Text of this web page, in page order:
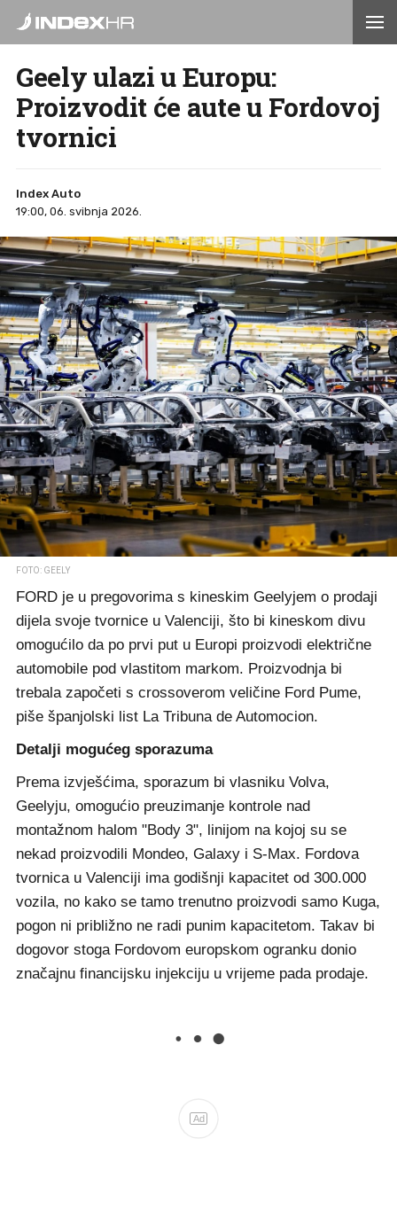
Geely ulazi u Europu:
Proizvodit će aute u Fordovoj
tvornici
Index Auto
19:00, 06. svibnja 2026.
FOTO: GEELY
FORD je u pregovorima s kineskim Geelyjem o prodaji
dijela svoje tvornice u Valenciji, što bi kineskom divu
omogućilo da po prvi put u Europi proizvodi električne
automobile pod vlastitom markom. Proizvodnja bi
trebala započeti s crossoverom veličine Ford Pume,
piše španjolski list La Tribuna de Automocion.
Detalji mogućeg sporazuma
Prema izvješćima, sporazum bi vlasniku Volva,
Geelyju, omogućio preuzimanje kontrole nad
montažnom halom "Body 3", linijom na kojoj su se
nekad proizvodili Mondeo, Galaxy i S-Max. Fordova
tvornica u Valenciji ima godišnji kapacitet od 300.000
vozila, no kako se tamo trenutno proizvodi samo Kuga,
pogon ni približno ne radi punim kapacitetom. Takav bi
dogovor stoga Fordovom europskom ogranku donio
značajnu financijsku injekciju u vrijeme pada prodaje.
Ad